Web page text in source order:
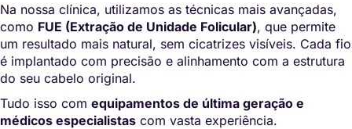
Na nossa clínica, utilizamos as técnicas mais avançadas,
como FUE (Extração de Unidade Folicular), que permite
um resultado mais natural, sem cicatrizes visíveis. Cada fio
é implantado com precisão e alinhamento com a estrutura
do seu cabelo original.
Tudo isso com equipamentos de última geração e
médicos especialistas com vasta experiência.